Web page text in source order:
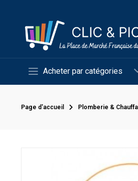
Acheter par catégories
Page d'accueil Plomberie &